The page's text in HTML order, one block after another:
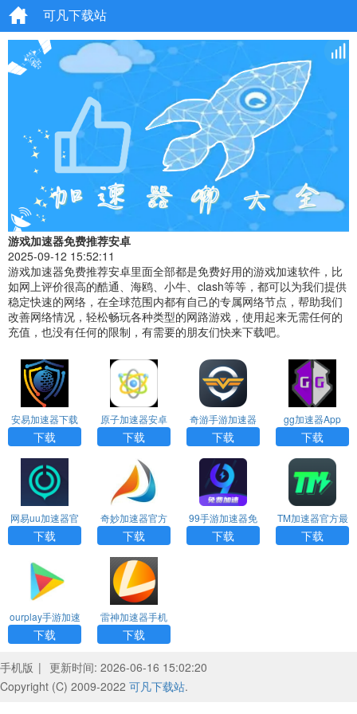
可凡下载站
游戏加速器免费推荐安卓
2025-09-12 15:52:11
游戏加速器免费推荐安卓里面全部都是免费好用的游戏加速软件，比
如网上评价很高的酷通、海鸥、小牛、clash等等，都可以为我们提供
稳定快速的网络，在全球范围内都有自己的专属网络节点，帮助我们
改善网络情况，轻松畅玩各种类型的网路游戏，使用起来无需任何的
充值，也没有任何的限制，有需要的朋友们快来下载吧。
安易加速器下载
正版
下载
原子加速器安卓
版永久免费版下
载
下载
奇游手游加速器
下载官网版
下载
gg加速器App
（GG修改器）
下载
网易uu加速器官
网正版
下载
奇妙加速器官方
下载安卓版
下载
99手游加速器免
费版
下载
TM加速器官方最
新版下载
下载
ourplay手游加速
器最新版下载
下载
雷神加速器手机
版免费下载
下载
手机版 | 更新时间: 2026-06-16 15:02:20
Copyright (C) 2009-2022 可凡下载站.